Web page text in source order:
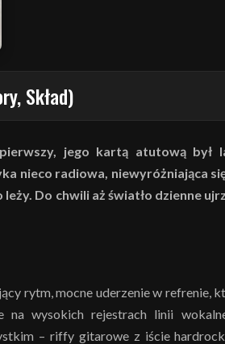
Skład)
jego kartą atutową był
nieco radiowa, niewyróżniająca
Do chwili aż światło dzienne
rytm, mocne uderzenie w refrenie,
na wysokich rejestrach linii
– riffy gitarowe z iście